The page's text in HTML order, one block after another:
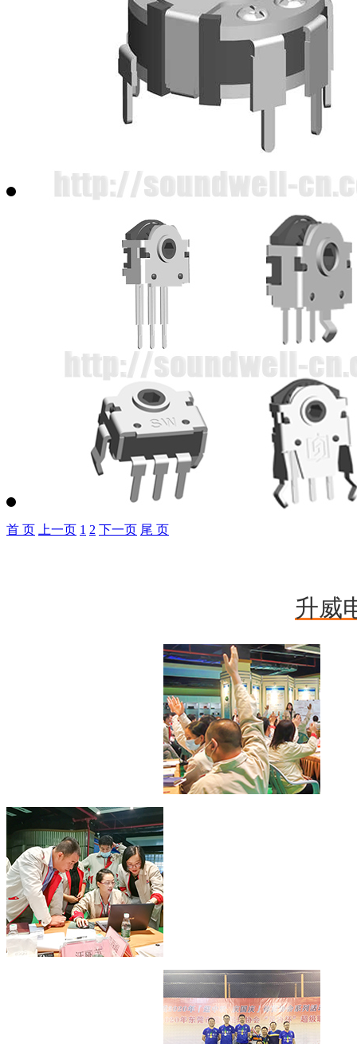
RJ1605摇杆电位器(定制品)
RJ18+FPC软板摇杆电位器
EG47中空编码器(定制品)
EC65中空编码器
首 页 上一页 1 2 下一页 尾 页
升威
激情.向上